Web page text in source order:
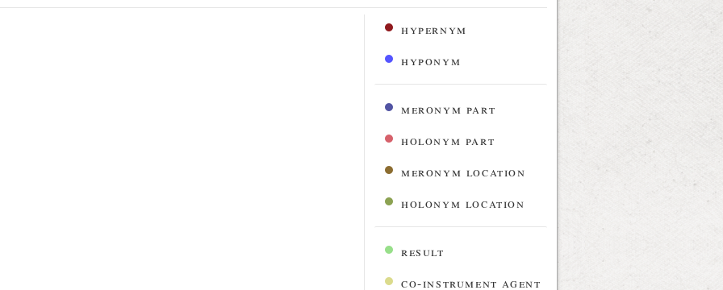
hypernym
hyponym
meronym part
holonym part
meronym location
holonym location
result
co-instrument agent